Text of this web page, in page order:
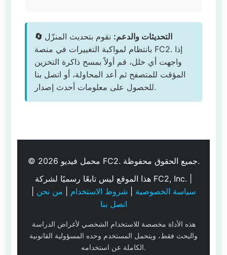
🔄 التحديثات والدعم: نقوم بتحديث المنزّل
بانتظام لمواكبة التغييرات في منصة FC2. إذا
واجهت أي خلل، قم أولاً بمسح ذاكرة التخزين
المؤقت للمتصفح ثم أعد المحاولة، أو اتصل بنا
للحصول على معلومات أحدث إصدار.
© 2026 محمل فيديو FC2. جميع الحقوق محفوظة.
هذا الموقع ليس تابعًا رسميًا لشركة FC2, Inc. |
سياسة الخصوصية
شروط الاستخدام من نحن
اتصل بنا
هذه الأداة مخصصة للاستخدام الشخصي لأغراض الدراسة
والبحث فقط، ويتحمل المستخدم وحده المسؤولية القانونية
الكاملة عن استخدامه.